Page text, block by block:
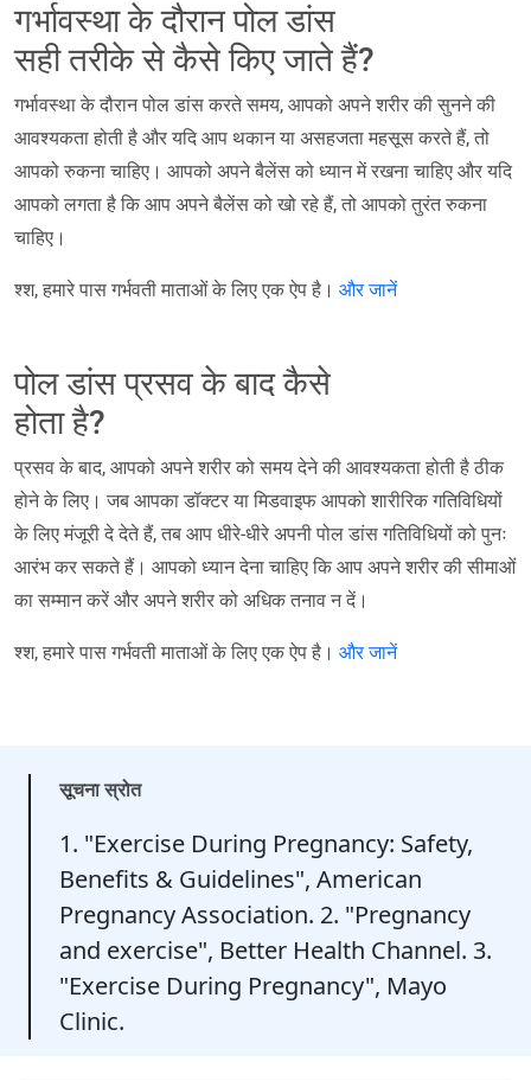
गर्भावस्था के दौरान पोल डांस
सही तरीके से कैसे किए जाते हैं?
गर्भावस्था के दौरान पोल डांस करते समय, आपको अपने शरीर की सुनने की
आवश्यकता होती है और यदि आप थकान या असहजता महसूस करते हैं, तो
आपको रुकना चाहिए। आपको अपने बैलेंस को ध्यान में रखना चाहिए और यदि
आपको लगता है कि आप अपने बैलेंस को खो रहे हैं, तो आपको तुरंत रुकना
चाहिए।
श्श, हमारे पास गर्भवती माताओं के लिए एक ऐप है। और जानें
पोल डांस प्रसव के बाद कैसे
होता है?
प्रसव के बाद, आपको अपने शरीर को समय देने की आवश्यकता होती है ठीक
होने के लिए। जब आपका डॉक्टर या मिडवाइफ आपको शारीरिक गतिविधियों
के लिए मंजूरी दे देते हैं, तब आप धीरे-धीरे अपनी पोल डांस गतिविधियों को पुनः
आरंभ कर सकते हैं। आपको ध्यान देना चाहिए कि आप अपने शरीर की सीमाओं
का सम्मान करें और अपने शरीर को अधिक तनाव न दें।
श्श, हमारे पास गर्भवती माताओं के लिए एक ऐप है। और जानें
सूचना स्रोत
1. "Exercise During Pregnancy: Safety,
Benefits & Guidelines", American
Pregnancy Association. 2. "Pregnancy
and exercise", Better Health Channel. 3.
"Exercise During Pregnancy", Mayo
Clinic.